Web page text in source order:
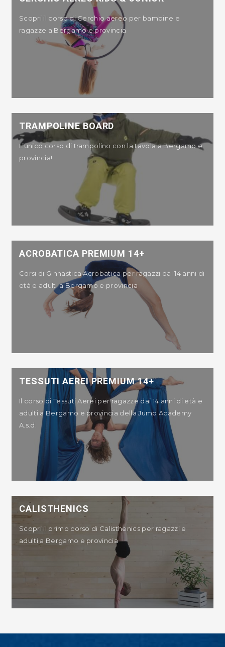
Scopri il corso di Cerchio aereo per bambine e
ragazze a Bergamo e provincia
TRAMPOLINE BOARD
L’unico corso di trampolino con la tavola a Bergamo e
provincia!
ACROBATICA PREMIUM 14+
Corsi di Ginnastica Acrobatica per ragazzi dai 14 anni di
età e adulti a Bergamo e provincia
TESSUTI AEREI PREMIUM 14+
Il corso di Tessuti Aerei per ragazze dai 14 anni di età e
adulti a Bergamo e provincia della Jump Academy
A.s.d.
CALISTHENICS
Scopri il primo corso di Calisthenics per ragazzi e
adulti a Bergamo e provincia